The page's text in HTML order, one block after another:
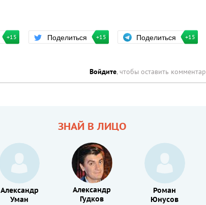
+15 Поделиться +15 Поделиться +15
Войдите, чтобы оставить
ЗНАЙ В ЛИЦО
Александр
Уман
Александр
Гудков
Роман
Юнусов